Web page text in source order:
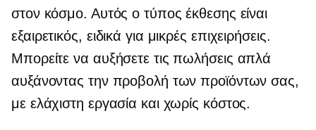
στον κόσμο. Αυτός ο τύπος έκθεσης είναι
εξαιρετικός, ειδικά για μικρές επιχειρήσεις.
Μπορείτε να αυξήσετε τις πωλήσεις απλά
αυξάνοντας την προβολή των προϊόντων σας,
με ελάχιστη εργασία και χωρίς κόστος.